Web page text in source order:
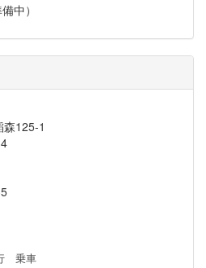
中）
125-1
乗車